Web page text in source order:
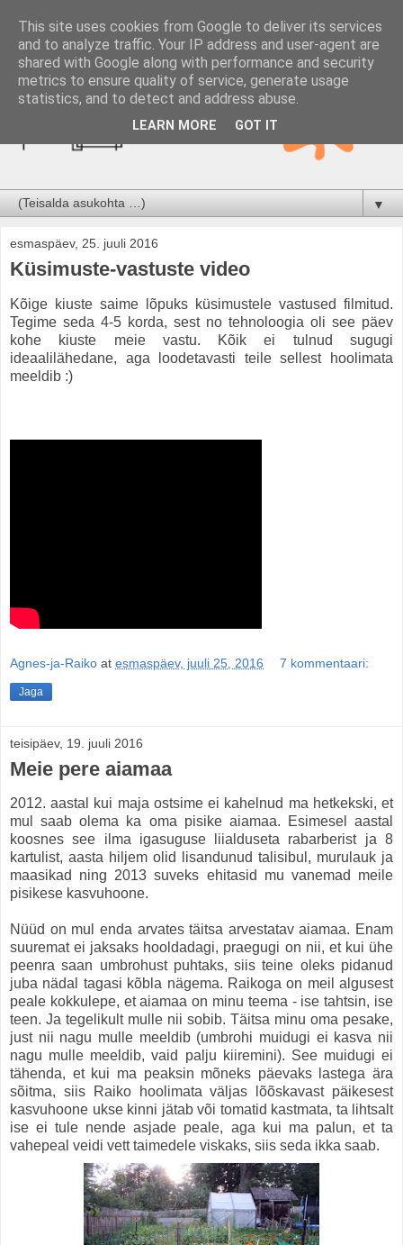
▼
esmaspäev, 25. juuli 2016
Küsimuste-vastuste video
Kõige kiuste saime lõpuks küsimustele vastused filmitud.
Tegime seda 4-5 korda, sest no tehnoloogia oli see päev
kohe kiuste meie vastu. Kõik ei tulnud sugugi
ideaalilähedane, aga loodetavasti teile sellest hoolimata
meeldib :)
Agnes-ja-Raiko at esmaspäev, juuli 25, 2016 7 kommentaari:
Jaga
teisipäev, 19. juuli 2016
Meie pere aiamaa
2012. aastal kui maja ostsime ei kahelnud ma hetkekski, et
mul saab olema ka oma pisike aiamaa. Esimesel aastal
koosnes see ilma igasuguse liialduseta rabarberist ja 8
kartulist, aasta hiljem olid lisandunud talisibul, murulauk ja
maasikad ning 2013 suveks ehitasid mu vanemad meile
pisikese kasvuhoone.
Nüüd on mul enda arvates täitsa arvestatav aiamaa. Enam
suuremat ei jaksaks hooldadagi, praegugi on nii, et kui ühe
peenra saan umbrohust puhtaks, siis teine oleks pidanud
juba nädal tagasi kõbla nägema. Raikoga on meil algusest
peale kokkulepe, et aiamaa on minu teema - ise tahtsin, ise
teen. Ja tegelikult mulle nii sobib. Täitsa minu oma pesake,
just nii nagu mulle meeldib (umbrohi muidugi ei kasva nii
nagu mulle meeldib, vaid palju kiiremini). See muidugi ei
tähenda, et kui ma peaksin mõneks päevaks lastega ära
sõitma, siis Raiko hoolimata väljas lõõskavast päikesest
kasvuhoone ukse kinni jätab või tomatid kastmata, ta lihtsalt
ise ei tule nende asjade peale, aga kui ma palun, et ta
vahepeal veidi vett taimedele viskaks, siis seda ikka saab.
This site uses cookies from Google to deliver its services
and to analyze traffic. Your IP address and user-agent are
shared with Google along with performance and security
metrics to ensure quality of service, generate usage
statistics, and to detect and address abuse.
LEARN MORE GOT IT